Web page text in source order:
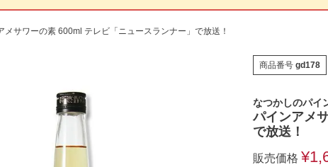
メサワーの素 600ml テレビ「ニュースランナー」で放送！
商品番号 gd178
なつかしのパイ
パインアメ
で放送！
販売価格 ¥